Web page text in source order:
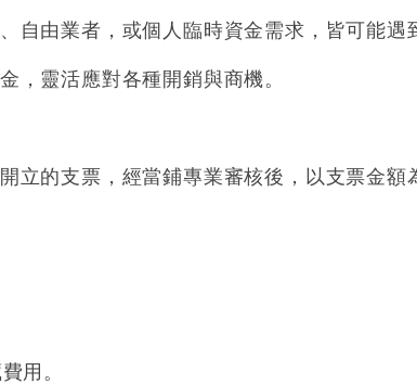
自由業者，或個人臨時資金需求，皆可能
，靈活應對各種開銷與商機。
立的支票，經當鋪專業審核後，以支票金
用。